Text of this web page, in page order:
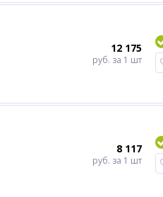
12 175
руб. за 1 шт
8 117
руб. за 1 шт